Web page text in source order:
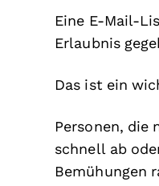
Eine E-Mail-
Erlaubnis
Das ist ein
Personen, die
schnell ab
Bemühungen